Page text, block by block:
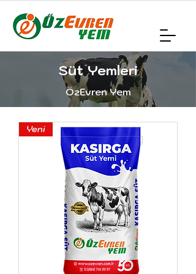
Süt Yemleri
ÖzEvren Yem
Yeni